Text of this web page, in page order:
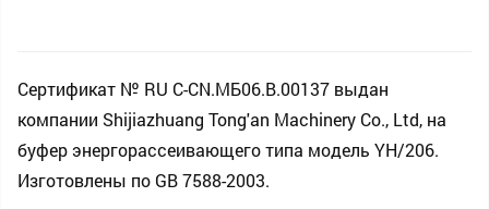
Сертификат № RU С-CN.МБ06.B.00137 выдан
компании Shijiazhuang Tong'an Machinery Co., Ltd, на
буфер энергорассеивающего типа модель YH/206.
Изготовлены по GB 7588-2003.